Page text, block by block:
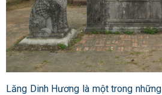
Lăng Dinh Hương là một trong những